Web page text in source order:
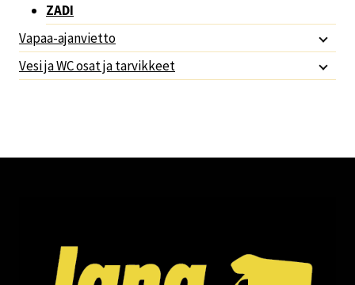
ZADI
Vapaa-ajanvietto
Vesi ja WC osat ja tarvikkeet